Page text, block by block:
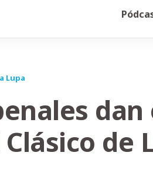
Lupa
de